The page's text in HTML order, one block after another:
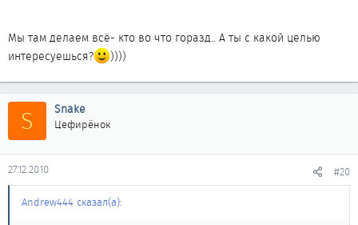
Мы там делаем всё- кто во что горазд.. А ты с какой целью
интересуешься?
))))
S Snake
Цефирёнок
27.12.2010 #20
Andrew444 сказал(а):